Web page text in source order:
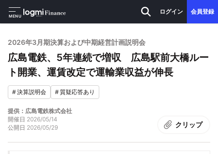
MENU
ログイン 会員登録
2026年3月期決算および中期経営計画説明会
広島電鉄、5年連続で増収 広島駅前大橋ルー
ト開業、運賃改定で運輸業収益が伸長
#決算説明会 #質疑応答あり
提供：広島電鉄株式会社
開催日 2026/05/14
公開日 2026/05/29 クリップ